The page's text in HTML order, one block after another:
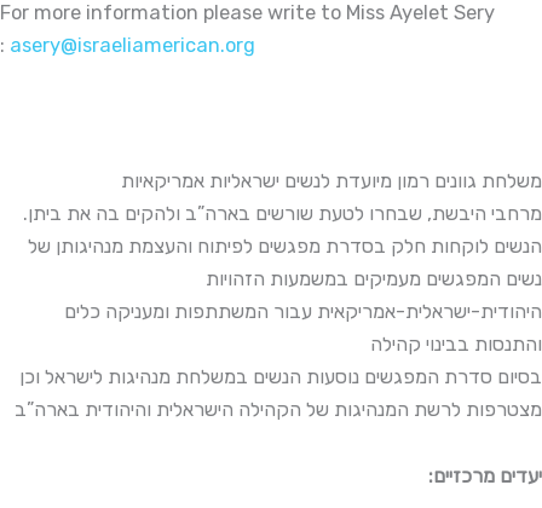
For more information please write to Miss Ayelet Sery
: asery@israeliamerican.org
משלחת גוונים רמון מיועדת לנשים ישראליות אמריקאיות
מרחבי היבשת, שבחרו לטעת שורשים בארה”ב ולהקים בה את ביתן.
הנשים לוקחות חלק בסדרת מפגשים לפיתוח והעצמת מנהיגותן של
נשים המפגשים מעמיקים במשמעות הזהויות
היהודית-ישראלית-אמריקאית עבור המשתתפות ומעניקה כלים
והתנסות בבינוי קהילה
בסיום סדרת המפגשים נוסעות הנשים במשלחת מנהיגות לישראל וכן
מצטרפות לרשת המנהיגות של הקהילה הישראלית והיהודית בארה”ב
:יעדים מרכזיים